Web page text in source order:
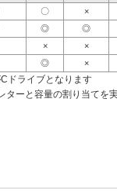
〇 ×
◎ ◎
× ×
◎ ×
ドライブとなります
ーと容量の割り当てを